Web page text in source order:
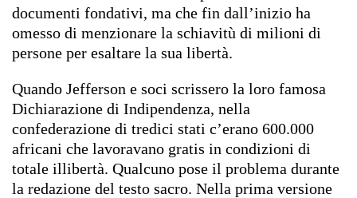
documenti fondativi, ma che fin dall’inizio ha
omesso di menzionare la schiavitù di milioni di
persone per esaltare la sua libertà.
Quando Jefferson e soci scrissero la loro famosa
Dichiarazione di Indipendenza, nella
confederazione di tredici stati c’erano 600.000
africani che lavoravano gratis in condizioni di
totale illibertà. Qualcuno pose il problema durante
la redazione del testo sacro. Nella prima versione